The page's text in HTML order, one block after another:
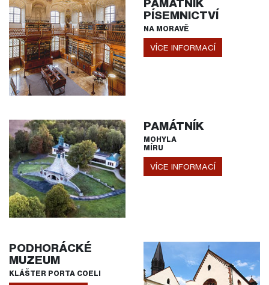
PÍSEMNICTVÍ
NA MORAVĚ
VÍCE INFORMACÍ
PAMÁTNÍK
MOHYLA
MÍRU
VÍCE INFORMACÍ
PODHORÁCKÉ
MUZEUM
KLÁŠTER PORTA COELI